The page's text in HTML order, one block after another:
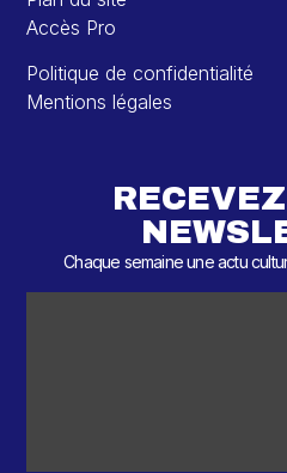
Accès Pro
Politique de confidentialité
Mentions légales
Chaque semaine une actu